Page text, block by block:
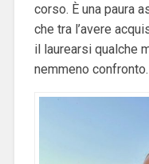
corso. È una paura
che tra l’avere
il laurearsi qualche
nemmeno confronto.